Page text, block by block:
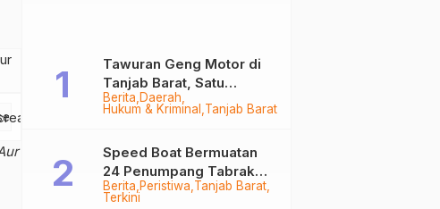
Berita Daerah
Hukum & Kriminal Tanjab Barat
Tawuran Geng Motor di
Tanjab Barat, Satu
Remaja Kritis Dibacok, 3
Pelaku Ditangkap
Berita Peristiwa Tanjab Barat
Terkini
Speed Boat Bermuatan
24 Penumpang Tabrak
Togok di Kuala Tungkal,